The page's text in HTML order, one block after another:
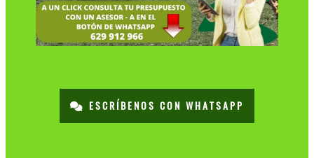
ESCRÍBENOS CON WHATSAPP